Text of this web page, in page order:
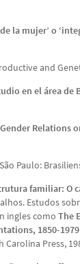
la mujer’ o
and
en el área de
Relations
Paulo:
familiar: O
Estudos
ingles como The
1850-1979
Press,